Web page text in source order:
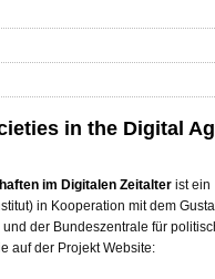
in the Digital
im Digitalen Zeitalter ist ein
in Kooperation mit dem
der Bundeszentrale für
auf der Projekt Website: